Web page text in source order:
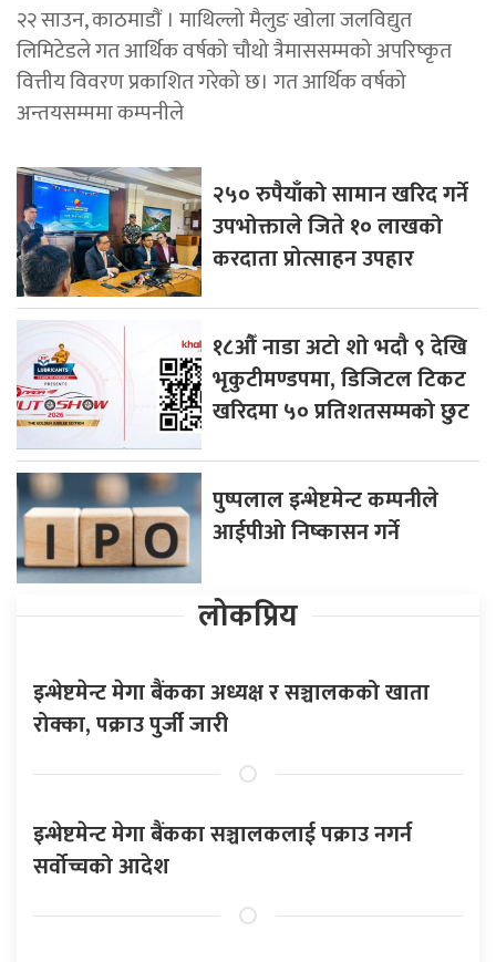
२२ साउन, काठमाडाैं । माथिल्लो मैलुङ खोला जलविद्युत
लिमिटेडले गत आर्थिक वर्षको चौथो त्रैमाससम्मको अपरिष्कृत
वित्तीय विवरण प्रकाशित गरेको छ। गत आर्थिक वर्षको
अन्तयसम्ममा कम्पनीले
२५० रुपैयाँको सामान खरिद गर्ने
उपभोक्ताले जिते १० लाखको
करदाता प्रोत्साहन उपहार
१८औँ नाडा अटो शो भदौ ९ देखि
भृकुटीमण्डपमा, डिजिटल टिकट
खरिदमा ५० प्रतिशतसम्मको छुट
पुष्पलाल इन्भेष्टमेन्ट कम्पनीले
आईपीओ निष्कासन गर्ने
लोकप्रिय
इन्भेष्टमेन्ट मेगा बैंकका अध्यक्ष र सञ्चालकको खाता
रोक्का, पक्राउ पुर्जी जारी
इन्भेष्टमेन्ट मेगा बैंकका सञ्चालकलाई पक्राउ नगर्न
सर्वोच्चको आदेश